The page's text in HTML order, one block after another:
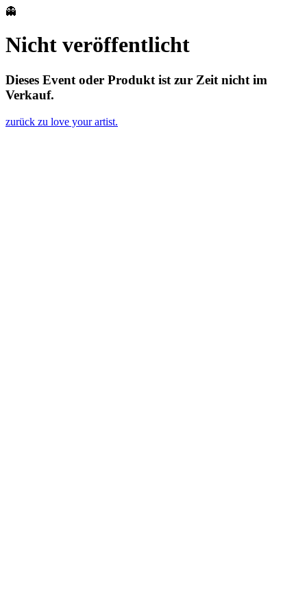
👻
Nicht veröffentlicht
Dieses Event oder Produkt ist zur Zeit nicht im
Verkauf.
zurück zu love your artist.